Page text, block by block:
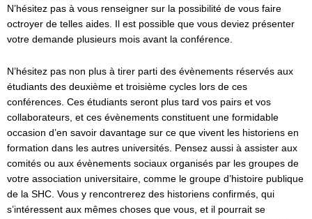
N’hésitez pas à vous renseigner sur la possibilité de vous faire
octroyer de telles aides. Il est possible que vous deviez présenter
votre demande plusieurs mois avant la conférence.
N’hésitez pas non plus à tirer parti des évènements réservés aux
étudiants des deuxième et troisième cycles lors de ces
conférences. Ces étudiants seront plus tard vos pairs et vos
collaborateurs, et ces évènements constituent une formidable
occasion d’en savoir davantage sur ce que vivent les historiens en
formation dans les autres universités. Pensez aussi à assister aux
comités ou aux évènements sociaux organisés par les groupes de
votre association universitaire, comme le groupe d’histoire publique
de la SHC. Vous y rencontrerez des historiens confirmés, qui
s’intéressent aux mêmes choses que vous, et il pourrait se